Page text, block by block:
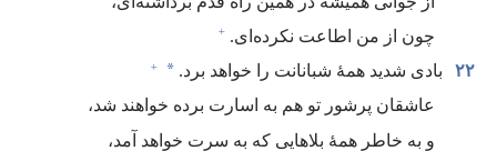
چون از من اطاعت نکرده‌ای.‏ +
۲۲ بادی شدید همهٔ شبانانت را خواهد برد.‏ *
+
عاشقان پرشور تو هم به اسارت برده خواهند شد،‏
و به خاطر همهٔ بلاهایی که به سرت خواهد آمد،‏